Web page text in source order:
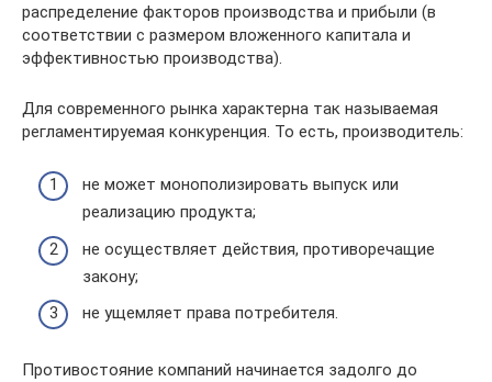
распределение факторов производства и прибыли (в
соответствии с размером вложенного капитала и
эффективностью производства).
Для современного рынка характерна так называемая
регламентируемая конкуренция. То есть, производитель:
не может монополизировать выпуск или
реализацию продукта;
не осуществляет действия, противоречащие
закону;
не ущемляет права потребителя.
Противостояние компаний начинается задолго до